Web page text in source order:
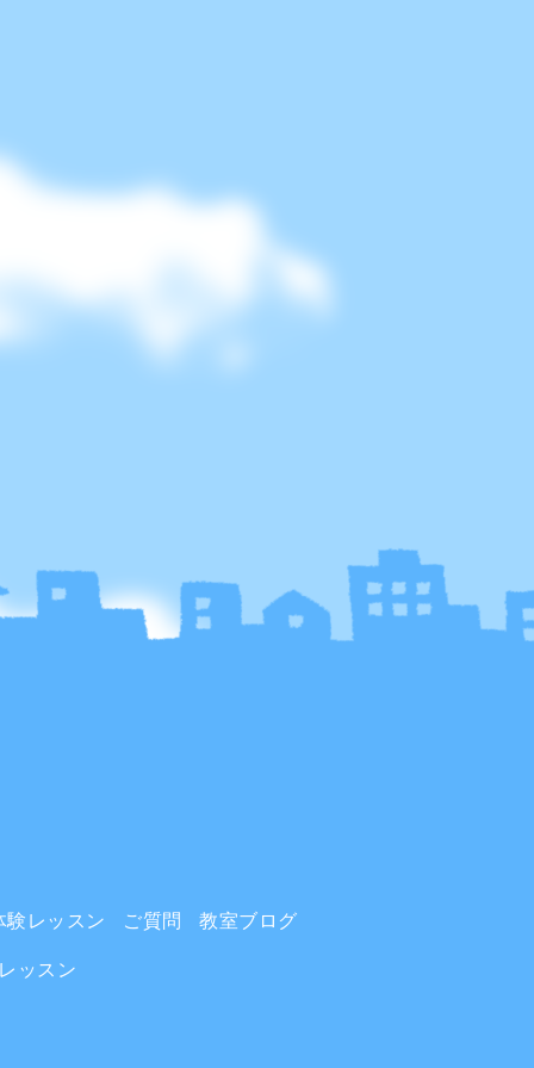
験レッスン ご質問 教室ブログ
ッスン